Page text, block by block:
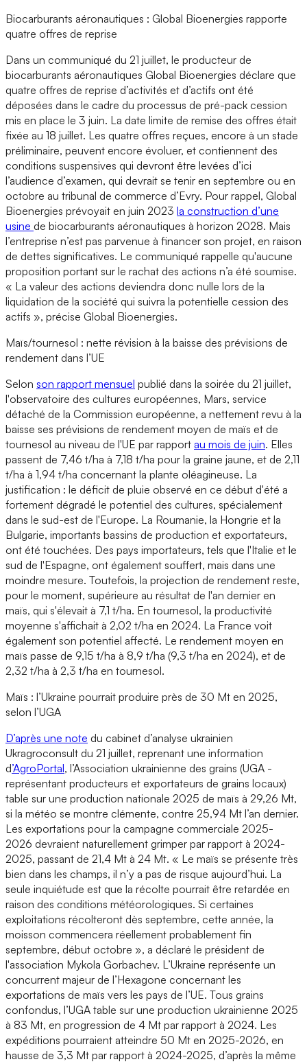
Biocarburants aéronautiques : Global Bioenergies rapporte
quatre offres de reprise
Dans un communiqué du 21 juillet, le producteur de
biocarburants aéronautiques Global Bioenergies déclare que
quatre offres de reprise d’activités et d’actifs ont été
déposées dans le cadre du processus de pré-pack cession
mis en place le 3 juin. La date limite de remise des offres était
fixée au 18 juillet. Les quatre offres reçues, encore à un stade
préliminaire, peuvent encore évoluer, et contiennent des
conditions suspensives qui devront être levées d’ici
l’audience d’examen, qui devrait se tenir en septembre ou en
octobre au tribunal de commerce d’Evry. Pour rappel, Global
Bioenergies prévoyait en juin 2023 la construction d’une
usine de biocarburants aéronautiques à horizon 2028. Mais
l’entreprise n’est pas parvenue à financer son projet, en raison
de dettes significatives. Le communiqué rappelle qu'aucune
proposition portant sur le rachat des actions n’a été soumise.
« La valeur des actions deviendra donc nulle lors de la
liquidation de la société qui suivra la potentielle cession des
actifs », précise Global Bioenergies.
Maïs/tournesol : nette révision à la baisse des prévisions de
rendement dans l’UE
Selon son rapport mensuel publié dans la soirée du 21 juillet,
l'observatoire des cultures européennes, Mars, service
détaché de la Commission européenne, a nettement revu à la
baisse ses prévisions de rendement moyen de maïs et de
tournesol au niveau de l'UE par rapport au mois de juin. Elles
passent de 7,46 t/ha à 7,18 t/ha pour la graine jaune, et de 2,11
t/ha à 1,94 t/ha concernant la plante oléagineuse. La
justification : le déficit de pluie observé en ce début d'été a
fortement dégradé le potentiel des cultures, spécialement
dans le sud-est de l'Europe. La Roumanie, la Hongrie et la
Bulgarie, importants bassins de production et exportateurs,
ont été touchées. Des pays importateurs, tels que l'Italie et le
sud de l'Espagne, ont également souffert, mais dans une
moindre mesure. Toutefois, la projection de rendement reste,
pour le moment, supérieure au résultat de l'an dernier en
maïs, qui s'élevait à 7,1 t/ha. En tournesol, la productivité
moyenne s'affichait à 2,02 t/ha en 2024. La France voit
également son potentiel affecté. Le rendement moyen en
maïs passe de 9,15 t/ha à 8,9 t/ha (9,3 t/ha en 2024), et de
2,32 t/ha à 2,3 t/ha en tournesol.
Maïs : l’Ukraine pourrait produire près de 30 Mt en 2025,
selon l’UGA
D’après une note du cabinet d’analyse ukrainien
Ukragroconsult du 21 juillet, reprenant une information
d’AgroPortal, l’Association ukrainienne des grains (UGA -
représentant producteurs et exportateurs de grains locaux)
table sur une production nationale 2025 de maïs à 29,26 Mt,
si la météo se montre clémente, contre 25,94 Mt l’an dernier.
Les exportations pour la campagne commerciale 2025-
2026 devraient naturellement grimper par rapport à 2024-
2025, passant de 21,4 Mt à 24 Mt. « Le maïs se présente très
bien dans les champs, il n’y a pas de risque aujourd’hui. La
seule inquiétude est que la récolte pourrait être retardée en
raison des conditions météorologiques. Si certaines
exploitations récolteront dès septembre, cette année, la
moisson commencera réellement probablement fin
septembre, début octobre », a déclaré le président de
l'association Mykola Gorbachev. L’Ukraine représente un
concurrent majeur de l’Hexagone concernant les
exportations de maïs vers les pays de l’UE. Tous grains
confondus, l’UGA table sur une production ukrainienne 2025
à 83 Mt, en progression de 4 Mt par rapport à 2024. Les
expéditions pourraient atteindre 50 Mt en 2025-2026, en
hausse de 3,3 Mt par rapport à 2024-2025, d’après la même